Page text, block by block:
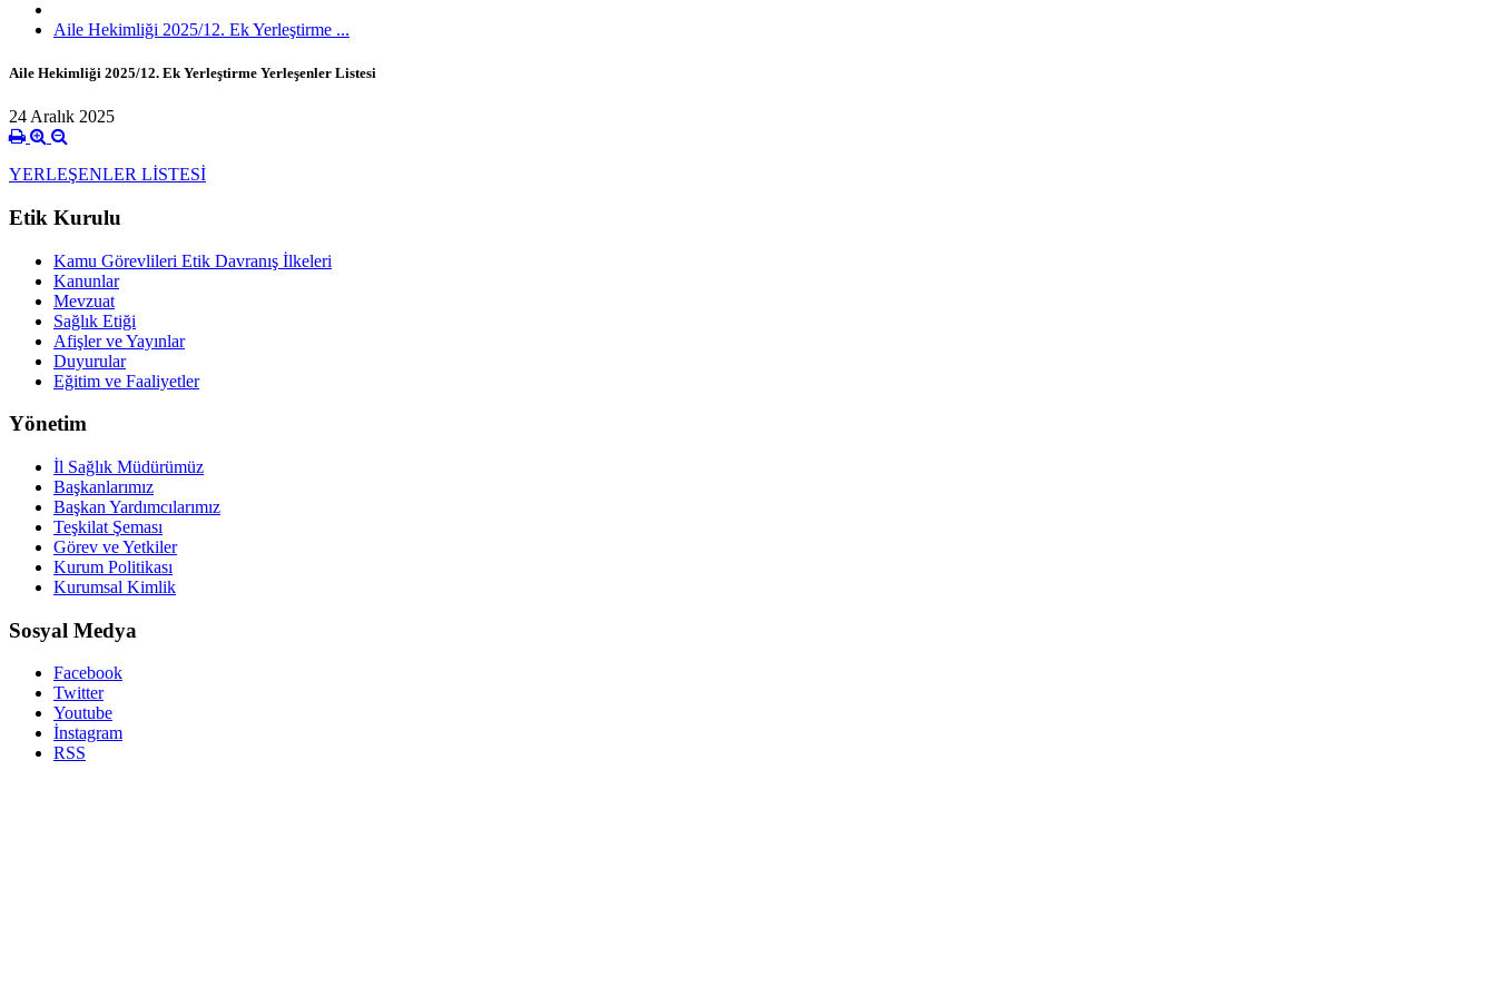
Aile Hekimliği 2025/12. Ek Yerleştirme ...
Aile Hekimliği 2025/12. Ek Yerleştirme Yerleşenler Listesi
24 Aralık 2025
YERLEŞENLER LİSTESİ
Etik Kurulu
Kamu Görevlileri Etik Davranış İlkeleri
Kanunlar
Mevzuat
Sağlık Etiği
Afişler ve Yayınlar
Duyurular
Eğitim ve Faaliyetler
Yönetim
İl Sağlık Müdürümüz
Başkanlarımız
Başkan Yardımcılarımız
Teşkilat Şeması
Görev ve Yetkiler
Kurum Politikası
Kurumsal Kimlik
Sosyal Medya
Facebook
Twitter
Youtube
İnstagram
RSS